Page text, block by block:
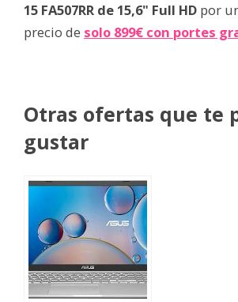
15 FA507RR de 15,6" Full HD por
precio de solo 899€ con portes
Otras ofertas que te
gustar